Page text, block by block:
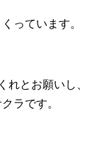
っています。
れとお願いし、
ラです。